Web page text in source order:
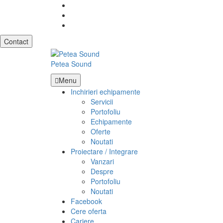
Contact
Petea Sound
Menu
Inchirieri echipamente
Servicii
Portofoliu
Echipamente
Oferte
Noutati
Proiectare / Integrare
Vanzari
Despre
Portofoliu
Noutati
Facebook
Cere oferta